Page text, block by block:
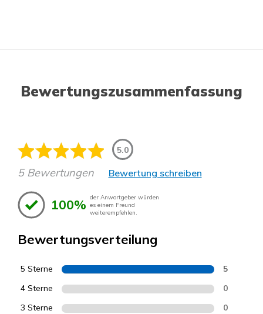
Bewertungszusammenfassung
5.0
5 Bewertungen Bewertung schreiben
100% der Anwortgeber würden
es einem Freund
weiterempfehlen.
Bewertungsverteilung
5 Sterne 5
4 Sterne 0
3 Sterne 0